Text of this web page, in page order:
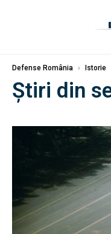
Defense România › Istorie
Știri din